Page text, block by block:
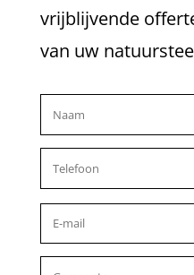
vrijblijvende
van uw